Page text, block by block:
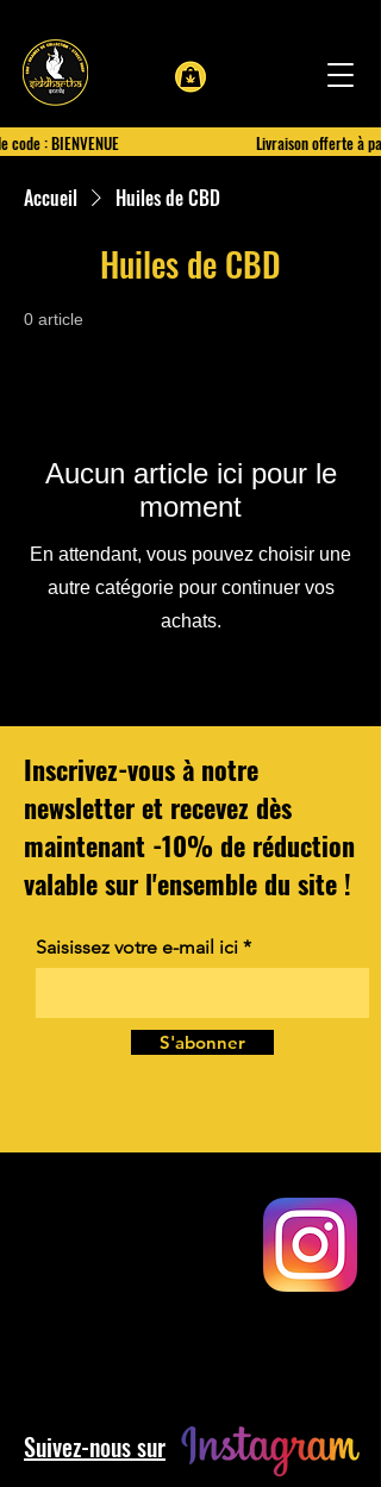
: BIENVENUE Livraison offerte à
Accueil Huiles de CBD
Huiles de CBD
0 article
Aucun article ici pour le
moment
En attendant, vous pouvez choisir une
autre catégorie pour continuer vos
achats.
Inscrivez-vous à notre
newsletter et recevez dès
maintenant -10% de réduction
valable sur l'ensemble du site !
Saisissez votre e-mail ici
S'abonner
Suivez-nous sur